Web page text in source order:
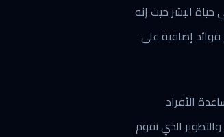
حياة البشر حيث إنه
إضافية على
الأفراد
الذي نقوم